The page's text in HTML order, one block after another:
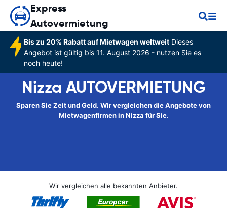
Express
Autovermietung
Bis zu 20% Rabatt auf Mietwagen weltweitDieses
Angebot ist gültig bis 11. August 2026 - nutzen Sie es
noch heute!
Nizza AUTOVERMIETUNG
Sparen Sie Zeit und Geld. Wir vergleichen die Angebote von
Mietwagenfirmen in Nizza für Sie.
Wir vergleichen alle bekannten Anbieter.